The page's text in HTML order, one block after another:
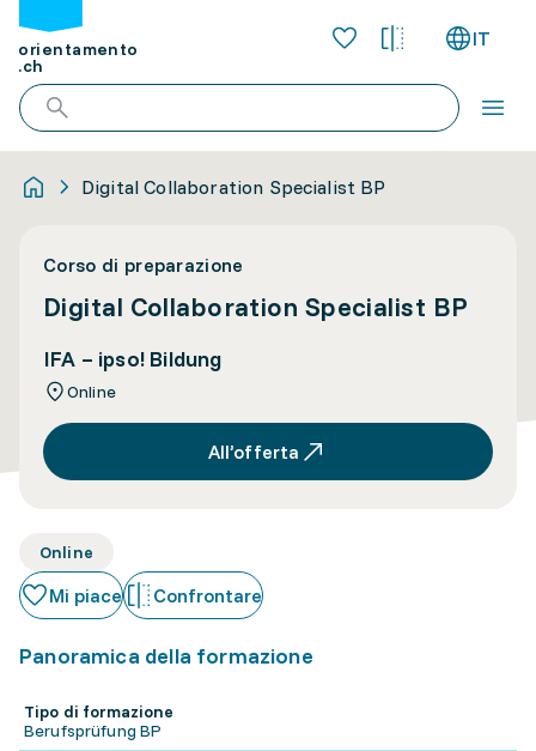
orientamento
.ch
IT
Digital Collaboration Specialist BP
Corso di preparazione
Digital Collaboration Specialist BP
IFA – ipso! Bildung
Online
All’offerta
Online
Mi piace Confrontare
Panoramica della formazione
Tipo di formazione
Berufsprüfung BP